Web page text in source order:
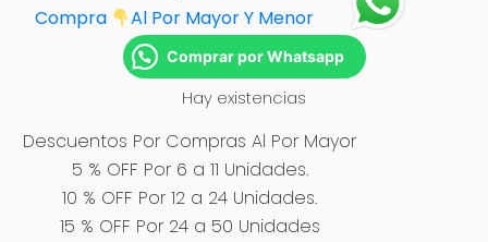
Compra
Al Por Mayor Y Menor
Comprar por Whatsapp
Hay existencias
Descuentos Por Compras Al Por Mayor
5 % OFF Por 6 a 11 Unidades.
10 % OFF Por 12 a 24 Unidades.
15 % OFF Por 24 a 50 Unidades